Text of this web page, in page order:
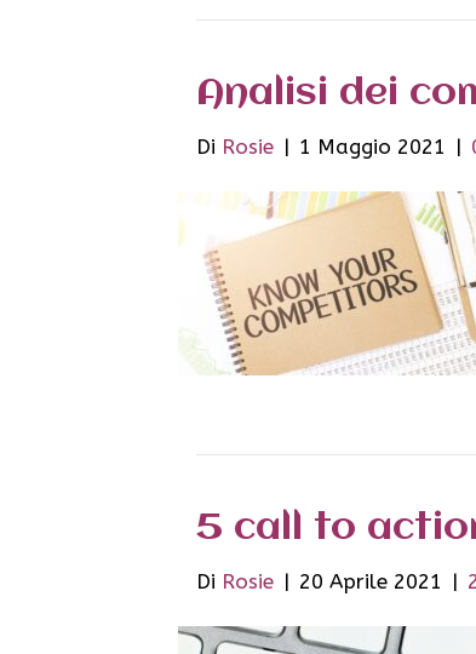
Analisi dei
Di Rosie | 1 Maggio 2021 |
5 call to
Di Rosie | 20 Aprile 2021 | 2